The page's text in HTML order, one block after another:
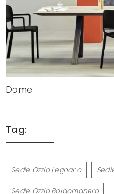
Dome
Tag:
Sedie Ozzio Legnano
Sedie Ozzio Borgomanero